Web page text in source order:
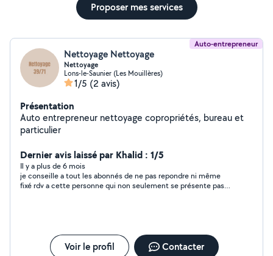
Proposer mes services
Auto-entrepreneur
Nettoyage Nettoyage
Nettoyage
Lons-le-Saunier (Les Mouillères)
1/5 (2 avis)
Présentation
Auto entrepreneur nettoyage copropriétés, bureau et
particulier
Dernier avis laissé par Khalid : 1/5
Il y a plus de 6 mois
je conseille a tout les abonnés de ne pas repondre ni même
fixé rdv a cette personne qui non seulement se présente pas
Voir le profil Contacter